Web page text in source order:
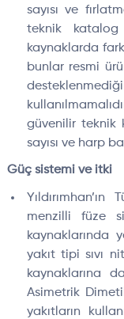
sayısı ve
teknik
kaynaklarda
bunlar resmi
güvenilir teknik
sayısı ve harp
Güç sistemi ve itki
menzilli füze
kaynaklarında
yakıt tipi sıvı
kaynaklarına
Asimetrik
yakıtların